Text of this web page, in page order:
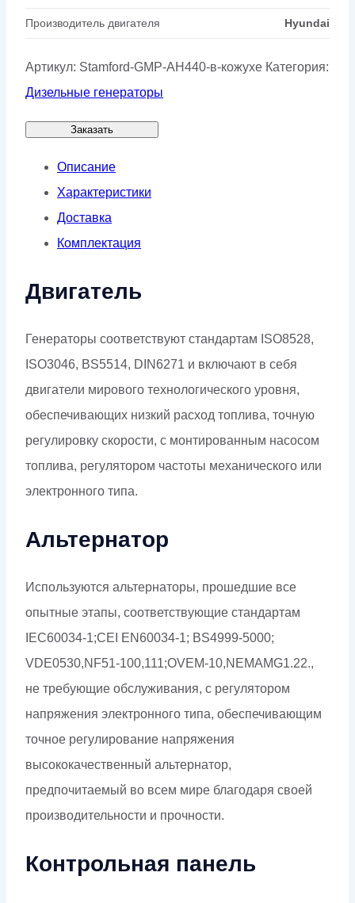
Производитель двигателя Hyundai
Артикул: Stamford-GMP-AH440-в-кожухе Категория:
Дизельные генераторы
Заказать
Описание
Характеристики
Доставка
Комплектация
Двигатель
Генераторы соответствуют стандартам ISO8528,
ISO3046, BS5514, DIN6271 и включают в себя
двигатели мирового технологического уровня,
обеспечивающих низкий расход топлива, точную
регулировку скорости, с монтированным насосом
топлива, регулятором частоты механического или
электронного типа.
Альтернатор
Используются альтернаторы, прошедшие все
опытные этапы, соответствующие стандартам
IEC60034-1;CEI EN60034-1; BS4999-5000;
VDE0530,NF51-100,111;OVEM-10,NEMAMG1.22.,
не требующие обслуживания, с регулятором
напряжения электронного типа, обеспечивающим
точное регулирование напряжения
высококачественный альтернатор,
предпочитаемый во всем мире благодаря своей
производительности и прочности.
Контрольная панель